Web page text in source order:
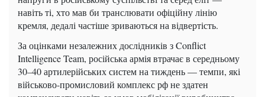
навіть ті, хто мав би транслювати офіційну лінію
кремля, дедалі частіше зриваються на відвертість.
За оцінками незалежних дослідників з Conflict
Intelligence Team, російська армія втрачає в середньому
30–40 артилерійських систем на тиждень — темпи, які
військово-промисловий комплекс рф не здатен